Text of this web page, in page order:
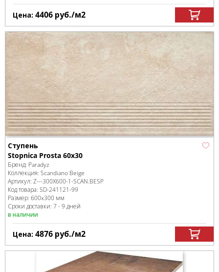
Цена: 4406 руб./м2
Ступень
Stopnica Prosta 60x30
Бренд: Paradyz
Коллекция: Scandiano Beige
Артикул: Z---300X600-1-SCAN.BESP
Код товара: SD-241121-99
Размер: 600x300 мм
Сроки доставки: 7 - 9 дней
в наличии
Цена: 4876 руб./м2